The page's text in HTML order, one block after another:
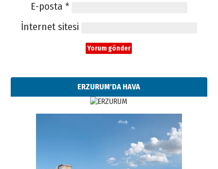
E-posta *
İnternet sitesi
ERZURUM'DA HAVA